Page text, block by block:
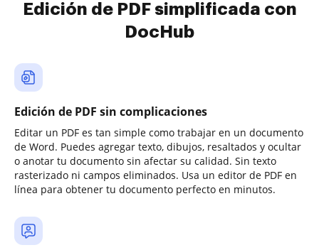
Edición de PDF simplificada con
DocHub
Edición de PDF sin complicaciones
Editar un PDF es tan simple como trabajar en un documento
de Word. Puedes agregar texto, dibujos, resaltados y ocultar
o anotar tu documento sin afectar su calidad. Sin texto
rasterizado ni campos eliminados. Usa un editor de PDF en
línea para obtener tu documento perfecto en minutos.